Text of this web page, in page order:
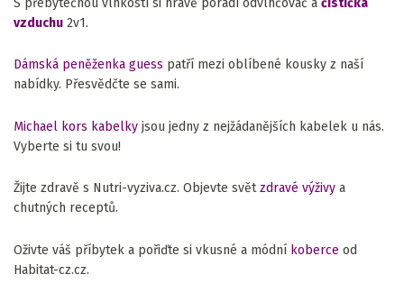
S přebytečnou vlhkostí si hravě poradí odvlhčovač a čistička
vzduchu 2v1.
Dámská peněženka guess patří mezi oblíbené kousky z naší
nabídky. Přesvědčte se sami.
Michael kors kabelky jsou jedny z nejžádanějších kabelek u nás.
Vyberte si tu svou!
Žijte zdravě s Nutri-vyziva.cz. Objevte světzdravé výživy a
chutných receptů.
Oživte váš příbytek a pořiďte si vkusné a módní koberce od
Habitat-cz.cz.